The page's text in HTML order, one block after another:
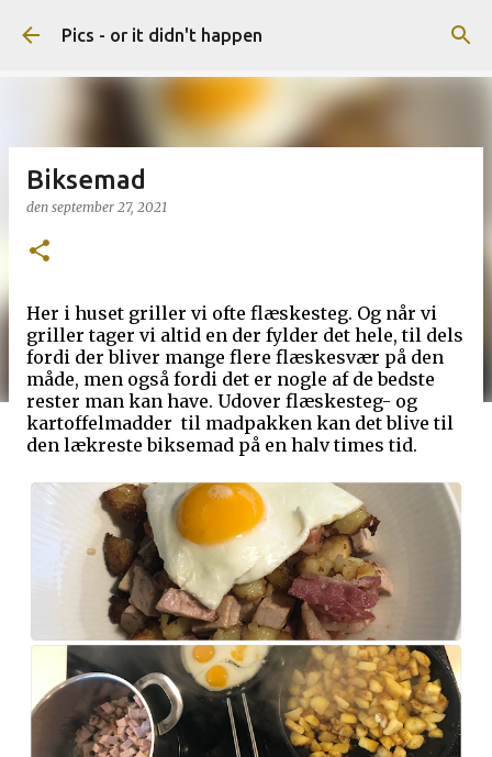
Gå videre til hovedindholdet
Pics - or it didn't happen
Biksemad
den september 27, 2021
Her i huset griller vi ofte flæskesteg. Og når vi
griller tager vi altid en der fylder det hele, til dels
fordi der bliver mange flere flæskesvær på den
måde, men også fordi det er nogle af de bedste
rester man kan have. Udover flæskesteg- og
kartoffelmadder til madpakken kan det blive til
den lækreste biksemad på en halv times tid.